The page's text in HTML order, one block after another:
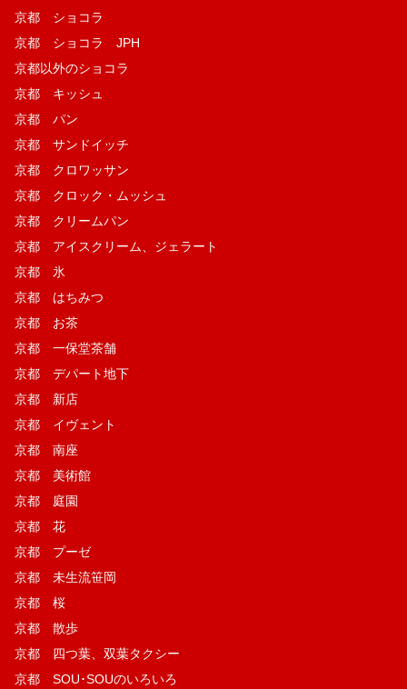
京都 ショコラ
京都 ショコラ JPH
京都以外のショコラ
京都 キッシュ
京都 パン
京都 サンドイッチ
京都 クロワッサン
京都 クロック・ムッシュ
京都 クリームパン
京都 アイスクリーム、ジェラート
京都 氷
京都 はちみつ
京都 お茶
京都 一保堂茶舗
京都 デパート地下
京都 新店
京都 イヴェント
京都 南座
京都 美術館
京都 庭園
京都 花
京都 プーゼ
京都 未生流笹岡
京都 桜
京都 散歩
京都 四つ葉、双葉タクシー
京都 SOU･SOUのいろいろ